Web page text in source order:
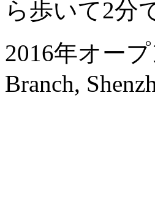
ら歩いて2分
2016年オープ
Branch,